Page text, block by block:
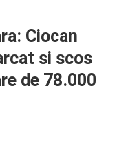
Ciocan
si scos
de 78.000